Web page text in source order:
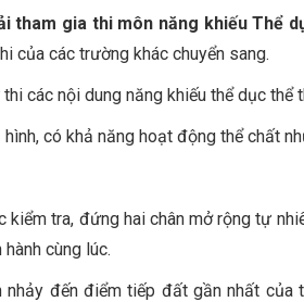
tham gia thi môn năng khiếuThể
của các trường khác chuyển sang.
các nội dung năng khiếu thể dục thể
có khả năng hoạt động thể chất
kiểm tra, đứng hai chân mở rộng tự
cùng lúc.
đến điểm tiếp đất gần nhất của